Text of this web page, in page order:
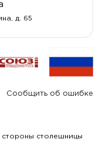
д. 65
Сообщить об ошибке
стороны столешницы